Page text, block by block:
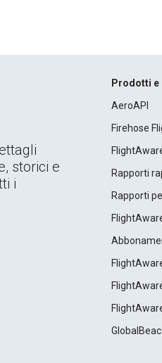
storici e
i
Prodotti e
AeroAPI
Firehose
Rapporti
Rapporti